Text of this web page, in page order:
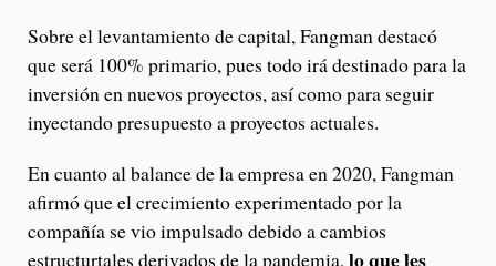
Sobre el levantamiento de capital, Fangman destacó
que será 100% primario, pues todo irá destinado para la
inversión en nuevos proyectos, así como para seguir
inyectando presupuesto a proyectos actuales.
En cuanto al balance de la empresa en 2020, Fangman
afirmó que el crecimiento experimentado por la
compañía se vio impulsado debido a cambios
estructurtales derivados de la pandemia, lo que les